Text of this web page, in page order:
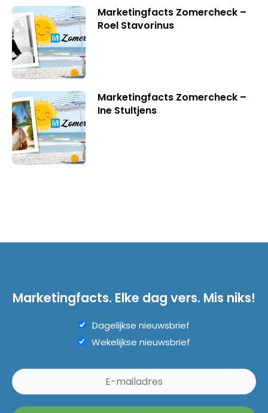
Marketingfacts Zomercheck –
Roel Stavorinus
Marketingfacts Zomercheck –
Ine Stultjens
Marketingfacts. Elke dag vers. Mis niks!
Dagelijkse nieuwsbrief
Wekelijkse nieuwsbrief